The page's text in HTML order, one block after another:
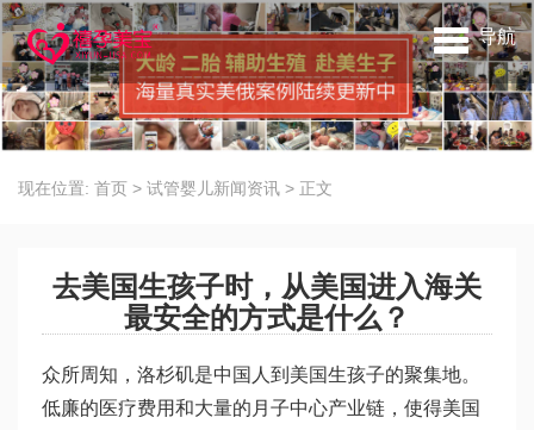
导航
现在位置: 首页 > 试管婴儿新闻资讯 > 正文
去美国生孩子时，从美国进入海关
最安全的方式是什么？
众所周知，洛杉矶是中国人到美国生孩子的聚集地。
低廉的医疗费用和大量的月子中心产业链，使得美国